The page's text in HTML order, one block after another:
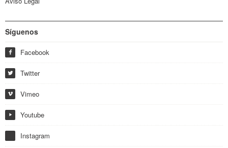
Síguenos
f Facebook
w Twitter
i Vimeo
y Youtube
Instagram